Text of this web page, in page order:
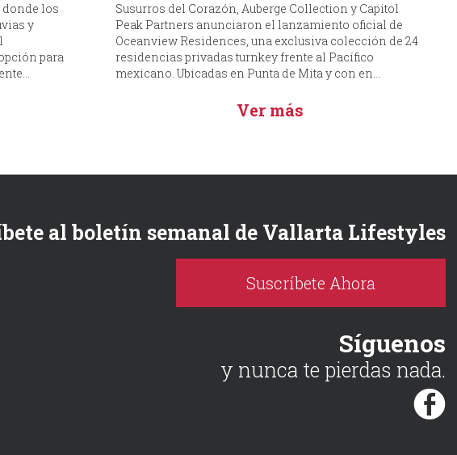
donde los
y
para
Susurros del Corazón, Auberge Collection y Capitol
Peak Partners anunciaron el lanzamiento oficial de
Oceanview Residences, una exclusiva colección de 24
residencias privadas turnkey frente al Pacífico
mexicano. Ubicadas en Punta de Mita y con en...
Ver más
al boletín semanal de Vallarta Lifestyles
Suscríbete Ahora
Síguenos
y nunca te pierdas nada.